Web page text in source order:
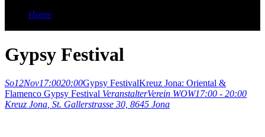
Home
Gypsy Festival
So12Nov17:0020:00Gypsy FestivalKreuz Jona: Oriental &
Flamenco Gypsy Festival VeranstalterVerein WOW17:00 - 20:00
Kreuz Jona , St. Gallerstrasse 30, 8645 Jona